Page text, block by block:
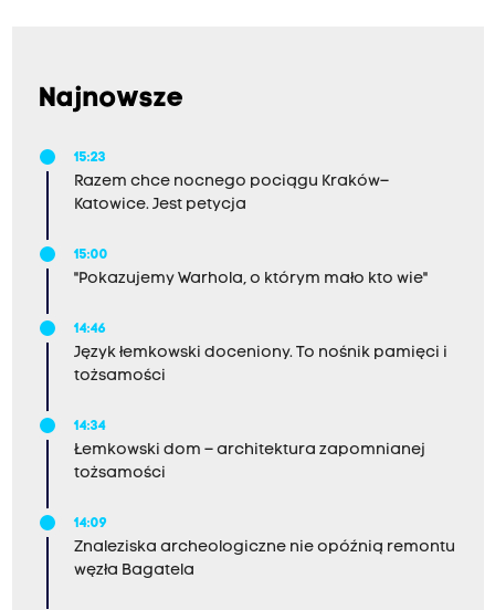
Najnowsze
15:23
Razem chce nocnego pociągu Kraków–
Katowice. Jest petycja
15:00
"Pokazujemy Warhola, o którym mało kto wie"
14:46
Język łemkowski doceniony. To nośnik pamięci i
tożsamości
14:34
Łemkowski dom – architektura zapomnianej
tożsamości
14:09
Znaleziska archeologiczne nie opóźnią remontu
węzła Bagatela